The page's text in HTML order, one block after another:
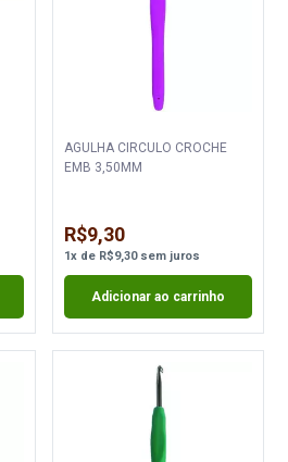
AGULHA CIRCULO CROCHE
EMB 3,50MM
R$9,30
1xde R$9,30sem juros
Adicionar ao carrinho